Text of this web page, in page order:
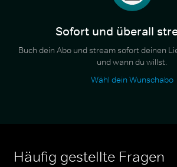
Sofort und überall
Buch dein Abo und stream sofort deinen
und wann du willst.
Wähl dein Wunschabo
Häufig gestellte Fragen